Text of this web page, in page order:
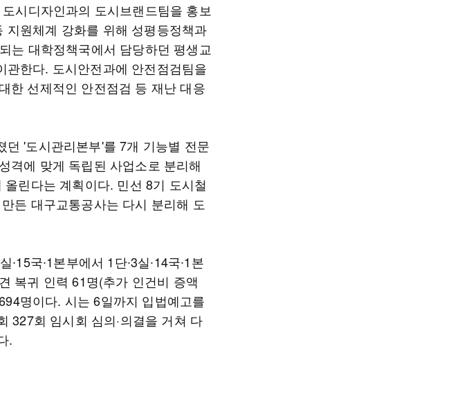
시디자인과의 도시브랜드팀을 홍보
지원체계 강화를 위해 성평등정책과
는 대학정책국에서 담당하던 평생교
관한다. 도시안전과에 안전점검팀을
한 선제적인 안전점검 등 재난 대응
'도시관리본부'를 7개 기능별 전문
격에 맞게 독립된 사업소로 분리해
린다는 계획이다. 민선 8기 도시철
든 대구교통공사는 다시 분리해 도
국∙1본부에서 1단∙3실∙14국∙1본
복귀 인력 61명(추가 인건비 증액
명이다. 시는 6일까지 입법예고를
327회 임시회 심의·의결을 거쳐 다
.